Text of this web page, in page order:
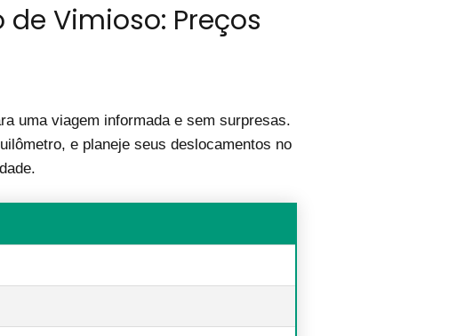
Vimioso: Preços
uma viagem informada e sem surpresas.
e planeje seus deslocamentos no